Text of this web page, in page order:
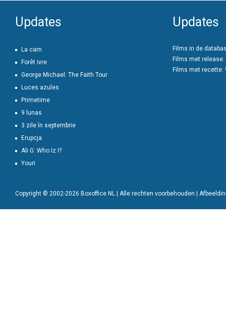
Updates
La carn
Forêt ivre
George Michael: The Faith Tour
Luces azules
Primetime
9 lunas
3 zile în septembrie
Erupcja
Ali G: Who Iz I?
Youri
Updates
Films in de
Films met release:
Films met recette:
Copyright © 2002-2026 Boxoffice NL | Alle rechten voorbehouden |